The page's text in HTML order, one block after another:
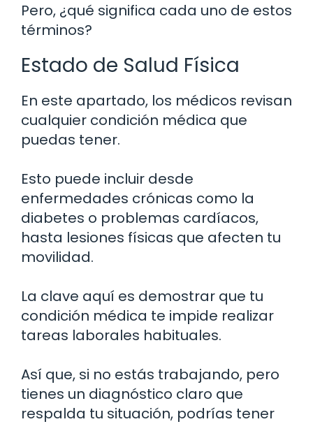
Pero, ¿qué significa cada uno de estos
términos?
Estado de Salud Física
En este apartado, los médicos revisan
cualquier condición médica que
puedas tener.
Esto puede incluir desde
enfermedades crónicas como la
diabetes o problemas cardíacos,
hasta lesiones físicas que afecten tu
movilidad.
La clave aquí es demostrar que tu
condición médica te impide realizar
tareas laborales habituales.
Así que, si no estás trabajando, pero
tienes un diagnóstico claro que
respalda tu situación, podrías tener